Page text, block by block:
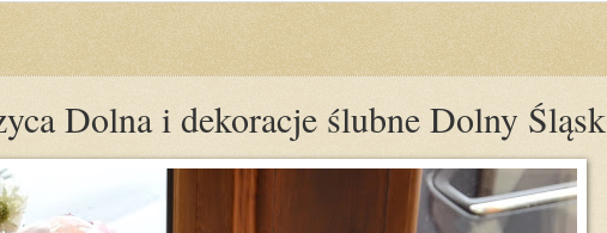
Dolna i dekoracje ślubne Dolny Śląsk